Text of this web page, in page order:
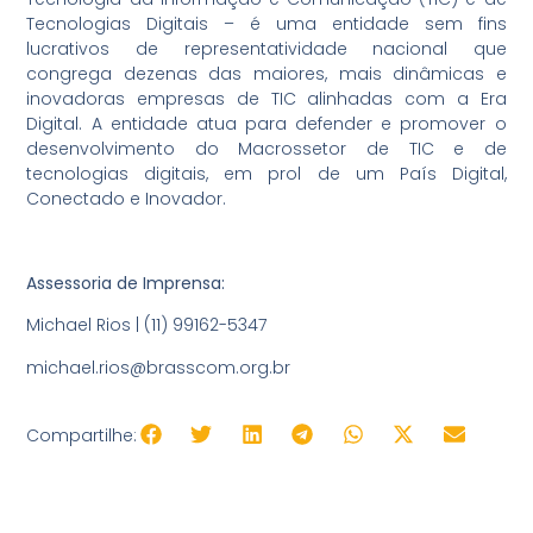
Tecnologias Digitais – é uma entidade sem fins
lucrativos de representatividade nacional que
congrega dezenas das maiores, mais dinâmicas e
inovadoras empresas de TIC alinhadas com a Era
Digital. A entidade atua para defender e promover o
desenvolvimento do Macrossetor de TIC e de
tecnologias digitais, em prol de um País Digital,
Conectado e Inovador.
Assessoria de Imprensa:
Michael Rios | (11) 99162-5347
michael.rios@brasscom.org.br
Compartilhe: